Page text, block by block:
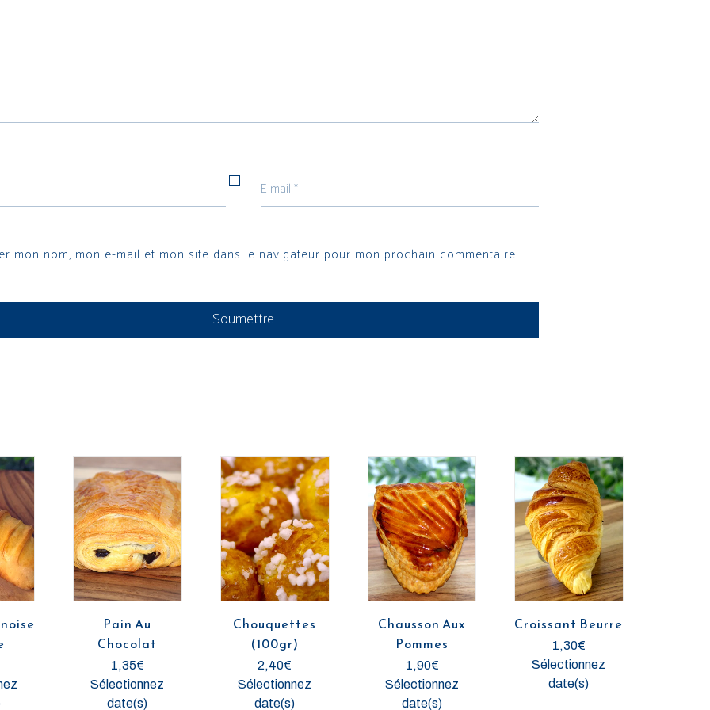
mon nom, mon e-mail et mon site dans le navigateur pour mon prochain commentaire.
Pain Au
Chocolat
1,35€
Sélectionnez
date(s)
Chouquettes
(100gr)
2,40€
Sélectionnez
date(s)
Chausson Aux
Pommes
1,90€
Sélectionnez
date(s)
Croissant Beurre
1,30€
Sélectionnez
date(s)